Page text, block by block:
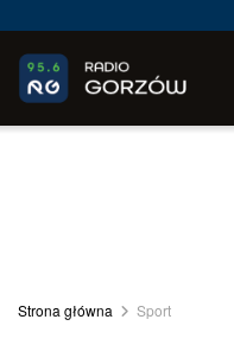
Strona główna Sport